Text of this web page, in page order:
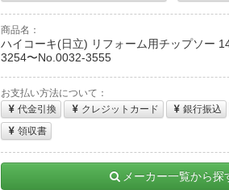
商品名：
ハイコーキ(日立) リフォーム用チップソー
3254〜No.0032-3555
お支払い方法について：
代金引換
クレジットカード 銀行振込
領収書
メーカー一覧から探